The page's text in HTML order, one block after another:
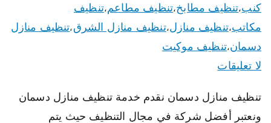
كنب،تنظيف مطابخ،تنظيف مطاعم،تنظيف
مكاتب،تنظيف منازل،تنظيف منازل الشرق،تنظيف منازل
دسمان،تنظيف موكيت
لا تعليقات
تنظيف منازل دسمان نقدم خدمة تنظيف منازل دسمان
ونعتبر أفضل شركة في مجال التنظيف حيث يتم